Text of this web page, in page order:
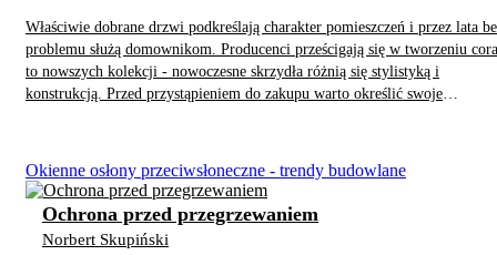
Właściwie dobrane drzwi podkreślają charakter pomieszczeń i przez lata
problemu służą domownikom. Producenci prześcigają się w tworzeniu
to nowszych kolekcji - nowoczesne skrzydła różnią się stylistyką i
konstrukcją. Przed przystąpieniem do zakupu warto określić swoje
Okienne osłony przeciwsłoneczne - trendy budowlane
Ochrona przed przegrzewaniem
Norbert Skupiński